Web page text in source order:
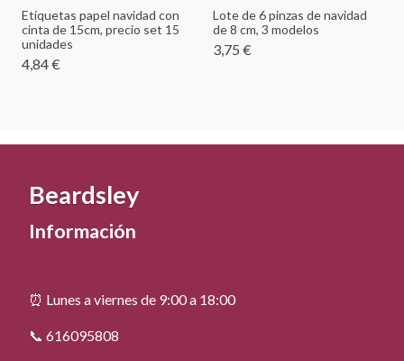
Etiquetas papel navidad con
cinta de 15cm, precio set 15
unidades
4,84 €
Lote de 6 pinzas de navidad
de 8 cm, 3 modelos
3,75 €
Beardsley
Información
⏰ Lunes a viernes de 9:00 a 18:00
📞 616095808